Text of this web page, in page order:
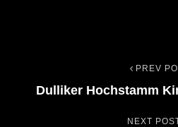
Navigation
Post
PREV
Dulliker Hochstamm
NEXT